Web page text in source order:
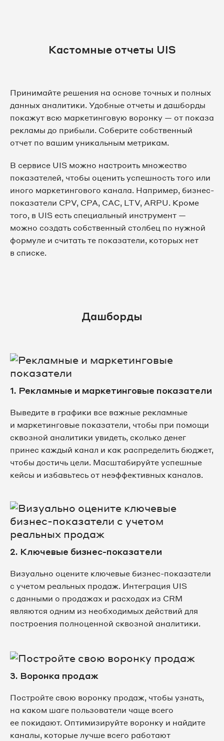
Кастомные отчеты UIS
Принимайте решения на основе точных и полных
данных аналитики. Удобные отчеты и дашборды
покажут всю маркетинговую воронку — от показа
рекламы до прибыли. Соберите собственный
отчет по вашим уникальным метрикам.
В сервисе UIS можно настроить множество
показателей, чтобы оценить успешность того или
иного маркетингового канала. Например, бизнес-
показатели CPV, CPA, CAC, LTV, ARPU. Кроме
того, в UIS есть специальный инструмент —
можно создать собственный столбец по нужной
формуле и считать те показатели, которых нет
в списке.
Дашборды
1. Рекламные и маркетинговые показатели
Выведите в графики все важные рекламные
и маркетинговые показатели, чтобы при помощи
сквозной аналитики увидеть, сколько денег
принес каждый канал и как распределить бюджет,
чтобы достичь цели. Масштабируйте успешные
кейсы и избавьтесь от неэффективных каналов.
2. Ключевые бизнес-показатели
Визуально оцените ключевые бизнес-показатели
с учетом реальных продаж. Интеграция UIS
с данными о продажах и расходах из CRM
являются одним из необходимых действий для
построения полноценной сквозной аналитики.
3. Воронка продаж
Постройте свою воронку продаж, чтобы узнать,
на каком шаге пользователи чаще всего
ее покидают. Оптимизируйте воронку и найдите
каналы, которые лучше всего работают